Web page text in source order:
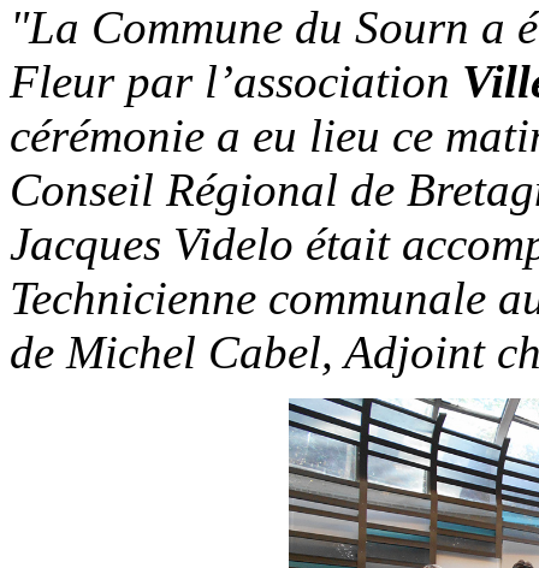
"La Commune du Sourn a
Fleur par l’association
cérémonie a eu lieu ce
Conseil Régional de
Jacques Videlo était
Technicienne communale
de Michel Cabel, Adjoint